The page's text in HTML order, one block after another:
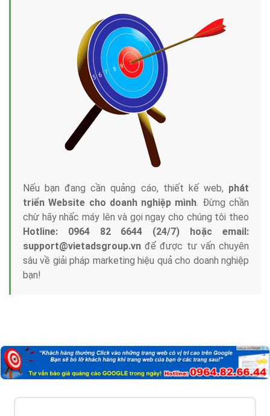
Nếu bạn đang cần quảng cáo, thiết kế web, phát
triển Website cho doanh nghiệp mình. Đừng chần
chừ hãy nhấc máy lên và gọi ngay cho chúng tôi theo
Hotline: 0964 82 6644 (24/7) hoặc email:
support@vietadsgroup.vn để được tư vấn chuyên
sâu về giải pháp marketing hiệu quả cho doanh nghiệp
bạn!